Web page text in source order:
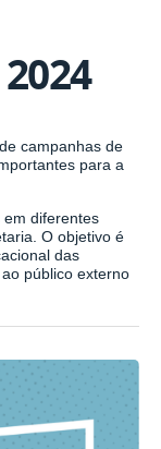
campanhas de
para a
diferentes
O objetivo é
das
público externo